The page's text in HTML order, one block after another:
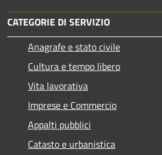
CATEGORIE DI SERVIZIO
Anagrafe e stato civile
Cultura e tempo libero
Vita lavorativa
Imprese e Commercio
Appalti pubblici
Catasto e urbanistica